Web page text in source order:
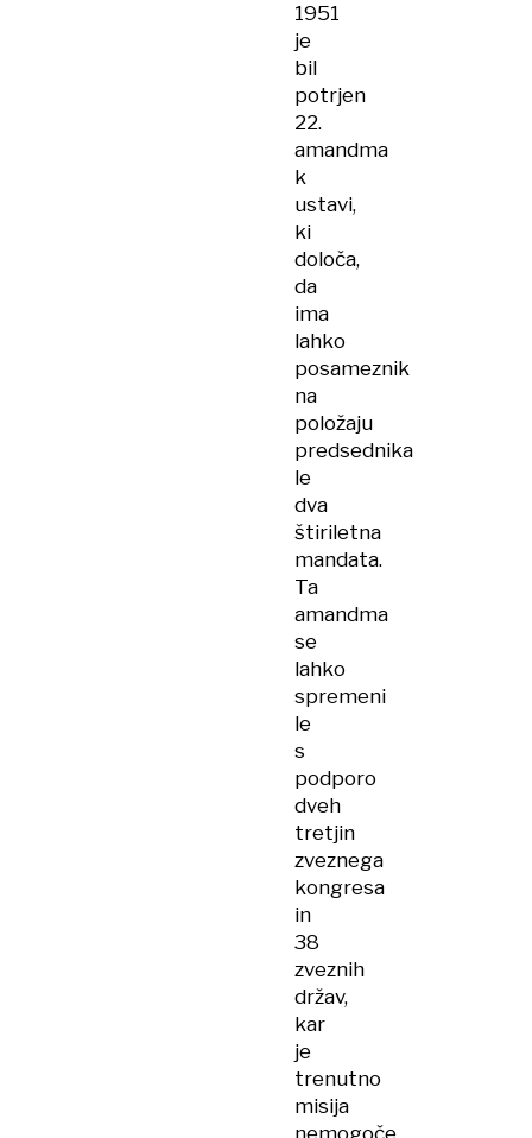
1951
je
bil
potrjen
22.
amandma
k
ustavi,
ki
določa,
da
ima
lahko
posameznik
na
položaju
predsednika
le
dva
štiriletna
mandata.
Ta
amandma
se
lahko
spremeni
le
s
podporo
dveh
tretjin
zveznega
kongresa
in
38
zveznih
držav,
kar
je
trenutno
misija
nemogoče.